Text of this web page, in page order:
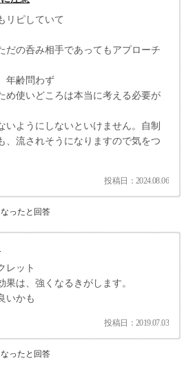
リピしていて
だの呑み相手であってもアプローチ
年齢問わず
め使いどころは本当に考える必要が
いようにしないといけません。自制
、流されそうになりますので気をつ
投稿日：2024.08.06
ったと回答
レット
は、強くなるきがします。
いかも
投稿日：2019.07.03
ったと回答